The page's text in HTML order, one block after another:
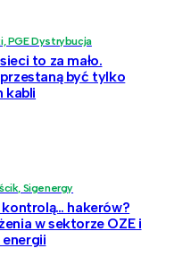
PGE Dystrybucja
to za mało.
być tylko
kabli
Sigenergy
hakerów?
w sektorze OZE i